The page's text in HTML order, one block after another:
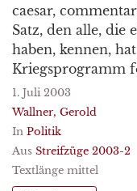
caesar,
Satz, den alle, die
haben, kennen,
Kriegsprogramm
1. Juli 2003
Wallner, Gerold
In Politik
Aus Streifzüge 2003-2
Textlänge mittel